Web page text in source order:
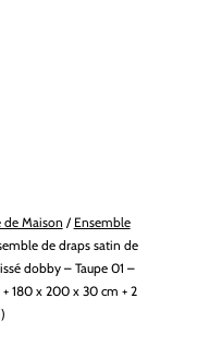
de Maison / Ensemble
de draps satin de
dobby – Taupe 01 –
180 x 200 x 30 cm + 2